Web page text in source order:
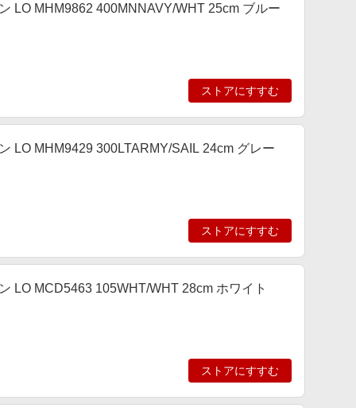
LO MHM9862 400MNNAVY/WHT 25cm ブルー
ストアにすすむ
LO MHM9429 300LTARMY/SAIL 24cm グレー
ストアにすすむ
LO MCD5463 105WHT/WHT 28cm ホワイト
ストアにすすむ